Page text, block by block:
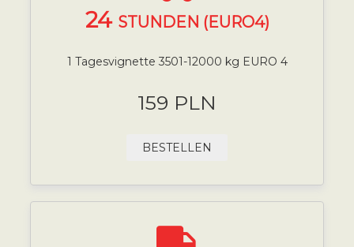
24 STUNDEN (EURO4)
1 Tagesvignette 3501-12000 kg EURO 4
159 PLN
BESTELLEN